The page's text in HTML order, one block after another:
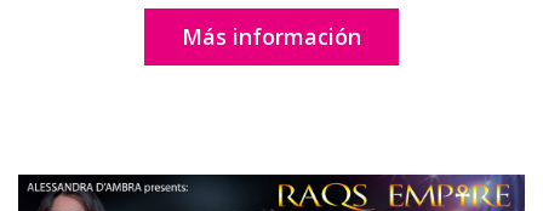
Más información